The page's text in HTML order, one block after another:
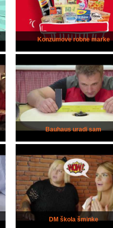
Konzumove robne marke
Bauhaus uradi sam
DM škola šminke